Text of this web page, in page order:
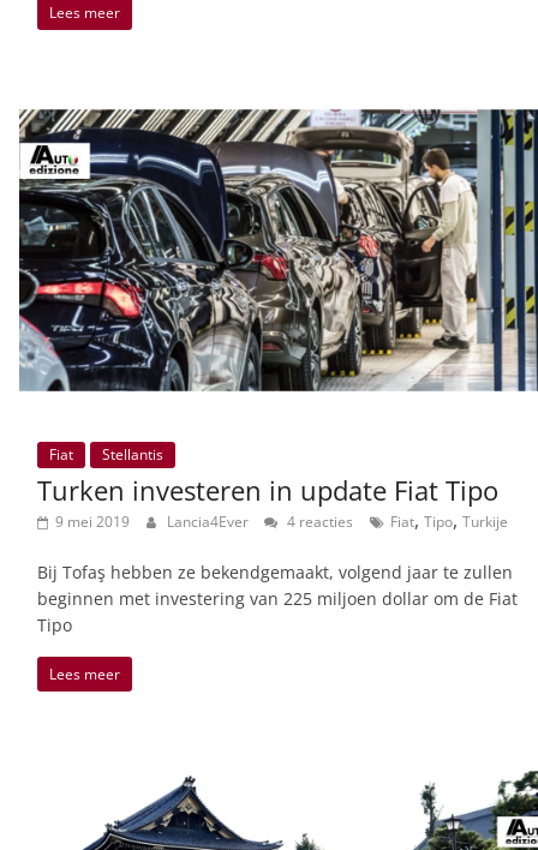
Lees meer
Fiat Stellantis
Turken investeren in update Fiat Tipo
9 mei 2019 Lancia4Ever 4 reacties Fiat, Tipo, Turkije
Bij Tofaş hebben ze bekendgemaakt, volgend jaar te zullen
beginnen met investering van 225 miljoen dollar om de Fiat
Tipo
Lees meer